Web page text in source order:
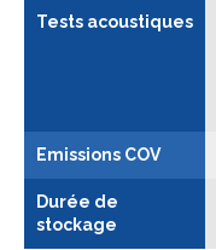
Tests acoustiques
Emissions COV
Durée de
stockage